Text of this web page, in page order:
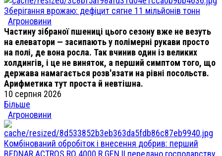
Зберігання врожаю: дефіцит сягне 11 мільйонів тонн
Агроновини
Частину зібраної пшениці цього сезону вже не везуть
на елеватори — засипають у полімерні рукави просто
на полі, де вона росла. Так вчинив один із великих
холдингів, і це не виняток, а перший симптом того, що
держава намагається розв'язати на рівні посольств.
Арифметика тут проста й невтішна.
10 серпня 2026
Більше
Агроновини
Комбінований обробіток і внесення добрив: перший
BEDNAR ACTROS RO 4000 R GEN II передано господарству